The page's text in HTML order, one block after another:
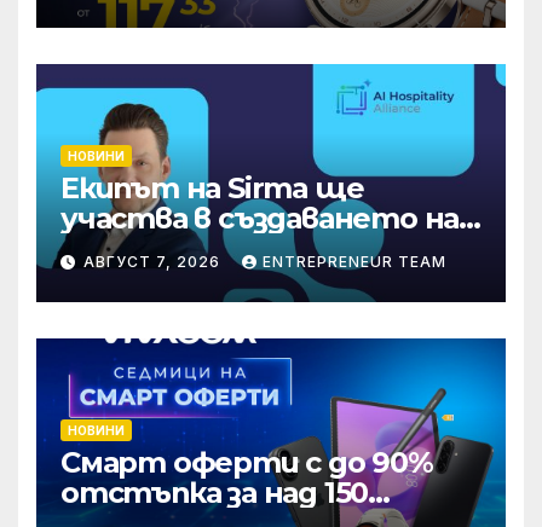
НОВИНИ
Екипът на Sirma ще
участва в създаването на
международните
стандарти за навлизане на
изкуствен интелект в
хотелиерството
АВГУСТ 7, 2026 ENTREPRENEUR TEAM
НОВИНИ
Смарт оферти с до 90%
отстъпка за над 150